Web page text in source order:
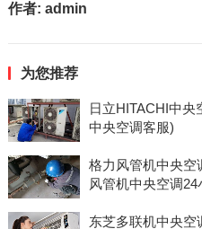
作者: admin
为您推荐
日立HITACHI中央
中央空调客服)
格力风管机中央空
风管机中央空调
东芝多联机中央空